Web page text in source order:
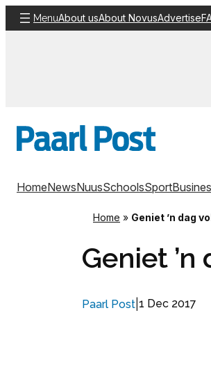
Skip
to
MenuAbout usAbout NovusAdvertise
HomeNewsNuusSchoolsSport
Home » Geniet ’n dag
Geniet
Paarl Post 1 Dec 2017